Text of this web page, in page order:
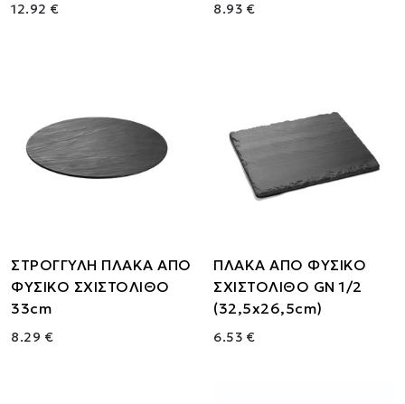
12.92 € 8.93 €
ΣΤΡΟΓΓΥΛΗ ΠΛΑΚΑ ΑΠΟ
ΦΥΣΙΚΟ ΣΧΙΣΤΟΛΙΘΟ
33cm
8.29 €
ΠΛΑΚΑ ΑΠΟ ΦΥΣΙΚΟ
ΣΧΙΣΤΟΛΙΘΟ GN 1/2
(32,5x26,5cm)
6.53 €